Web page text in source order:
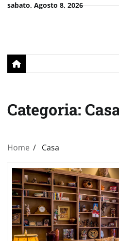
Skipsabato, Agosto 8, 2026
Categoria:
Home Casa